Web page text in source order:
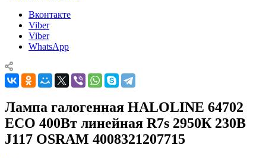
Вконтакте
Viber
Viber
WhatsApp
Лампа галогенная HALOLINE 64702
ECO 400Вт линейная R7s 2950К 230В
J117 OSRAM 4008321207715